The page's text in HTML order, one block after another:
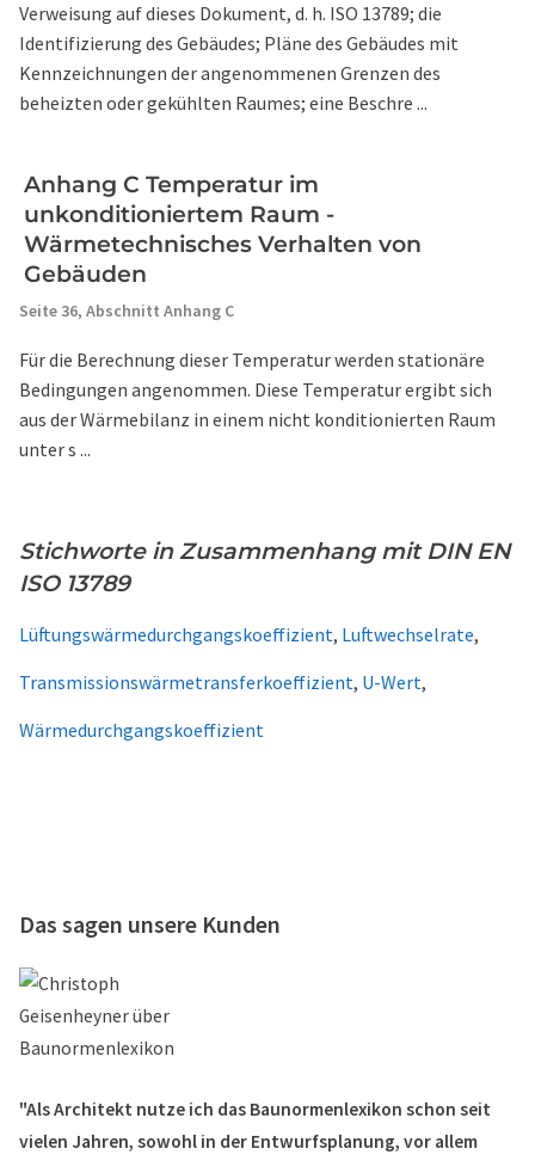
Verweisung auf dieses Dokument, d. h. ISO 13789; die
Identifizierung des Gebäudes; Pläne des Gebäudes mit
Kennzeichnungen der angenommenen Grenzen des
beheizten oder gekühlten Raumes; eine Beschre ...
Anhang C Temperatur im
unkonditioniertem Raum -
Wärmetechnisches Verhalten von
Gebäuden
Seite 36, Abschnitt Anhang C
Für die Berechnung dieser Temperatur werden stationäre
Bedingungen angenommen. Diese Temperatur ergibt sich
aus der Wärmebilanz in einem nicht konditionierten Raum
unter s ...
Stichworte in Zusammenhang mit DIN EN
ISO 13789
Lüftungswärmedurchgangskoeffizient, Luftwechselrate,
Transmissionswärmetransferkoeffizient, U-Wert,
Wärmedurchgangskoeffizient
Das sagen unsere Kunden
"Als Architekt nutze ich das Baunormenlexikon schon seit
vielen Jahren, sowohl in der Entwurfsplanung, vor allem